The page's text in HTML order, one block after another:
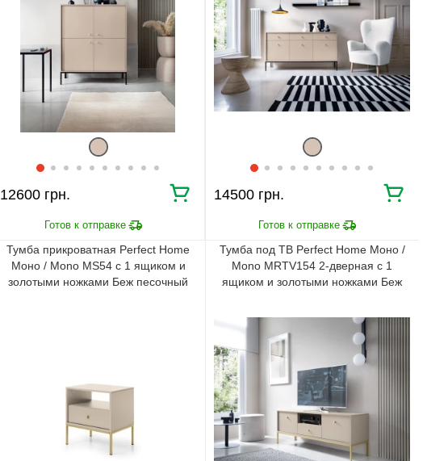
Предварительная
консультация
Просчет заказа
Согласование заказа
⇒
Доставка домой
Мы внимательно следим за выполнением заказа на всех
этапах от предварительного расчета до получения
мебели.
ПОЧЕМУ ПОКУПАЮТ НА
BRWMANIA.COM.UA
МЕБЕЛЬ НА ЛЮБОЙ
ВКУС
ДОСТАВКА ЗА 2 ДНЯ
ПЛАТИ АВАНС, А
99,9% ДОВОЛЬНЫХ
12600 грн. 14500 грн.
Тумба прикроватная Perfect Home
Моно / Mono MS54 с 1 ящиком и
золотыми ножками Беж песочный
Тумба под ТВ Perfect Home Моно /
Mono MRTV154 2-дверная с 1
ящиком и золотыми ножками Беж